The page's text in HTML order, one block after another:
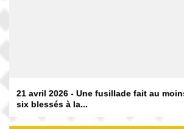
21 avril 2026 - Une fusillade fait au
six blessés à la...